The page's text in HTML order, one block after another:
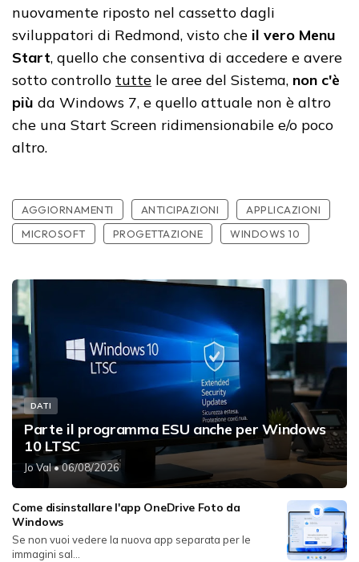
nuovamente riposto nel cassetto dagli
sviluppatori di Redmond, visto che il vero Menu
Start, quello che consentiva di accedere e avere
sotto controllo tutte le aree del Sistema, non c'è
più da Windows 7, e quello attuale non è altro
che una Start Screen ridimensionabile e/o poco
altro.
AGGIORNAMENTI ANTICIPAZIONI
APPLICAZIONI
MICROSOFT
PROGETTAZIONE WINDOWS 10
DATI
Parte il programma ESU anche per Windows
10 LTSC
Jo Val• 06/08/2026
Come disinstallare l'app OneDrive Foto da
Windows
Se non vuoi vedere la nuova app separata per le
immagini sal...